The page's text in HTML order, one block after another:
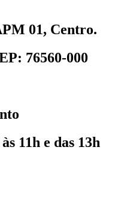
01, Centro.
76560-000
11h e das 13h